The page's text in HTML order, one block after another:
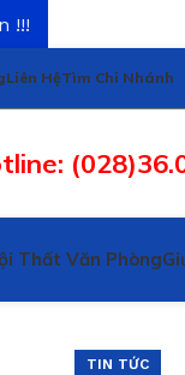
Liên HệTìm Chi Nhánh
Thất Văn Phòng
TIN TỨC
!!!